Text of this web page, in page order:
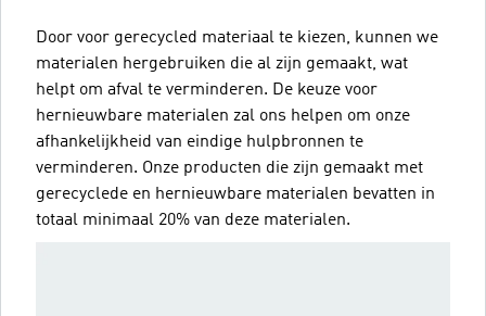
Door voor gerecycled materiaal te kiezen, kunnen we
materialen hergebruiken die al zijn gemaakt, wat
helpt om afval te verminderen. De keuze voor
hernieuwbare materialen zal ons helpen om onze
afhankelijkheid van eindige hulpbronnen te
verminderen. Onze producten die zijn gemaakt met
gerecyclede en hernieuwbare materialen bevatten in
totaal minimaal 20% van deze materialen.